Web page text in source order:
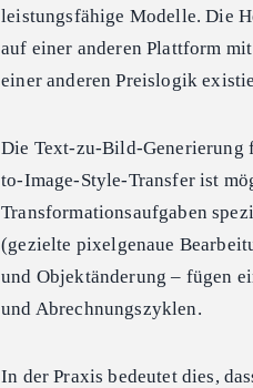
leistungsfähige Modelle. Die
auf einer anderen Plattform
einer anderen Preislogik
Die Text-zu-Bild-Generierung
to-Image-Style-Transfer ist
Transformationsaufgaben
(gezielte pixelgenaue
und Objektänderung – fügen
und Abrechnungszyklen.
In der Praxis bedeutet dies,